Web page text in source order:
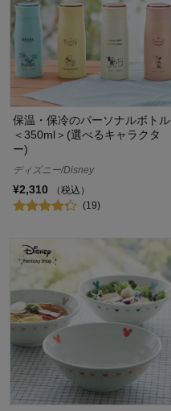
保温・保冷のパーソナルボトル
＜350ml＞(選べるキャラクタ
ー)
ディズニー/Disney
¥2,310
（税込）
(19)